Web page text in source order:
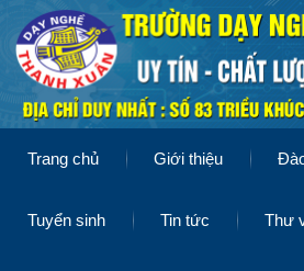
Trang chủ Giới thiệu
Tuyển sinh Tin tức Thư